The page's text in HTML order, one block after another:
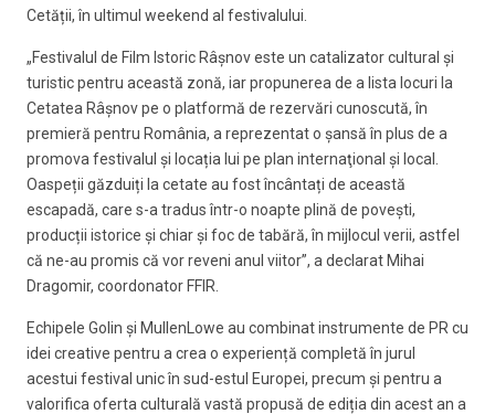
Cetății, în ultimul weekend al festivalului.
„Festivalul de Film Istoric Râşnov este un catalizator cultural şi
turistic pentru această zonă, iar propunerea de a lista locuri la
Cetatea Râşnov pe o platformă de rezervări cunoscută, în
premieră pentru România, a reprezentat o şansă în plus de a
promova festivalul şi locația lui pe plan internaţional şi local.
Oaspeții găzduiți la cetate au fost încântați de această
escapadă, care s-a tradus într-o noapte plină de povești,
producții istorice și chiar și foc de tabără, în mijlocul verii, astfel
că ne-au promis că vor reveni anul viitor”, a declarat Mihai
Dragomir, coordonator FFIR.
Echipele Golin și MullenLowe au combinat instrumente de PR cu
idei creative pentru a crea o experiență completă în jurul
acestui festival unic în sud-estul Europei, precum și pentru a
valorifica oferta culturală vastă propusă de ediția din acest an a